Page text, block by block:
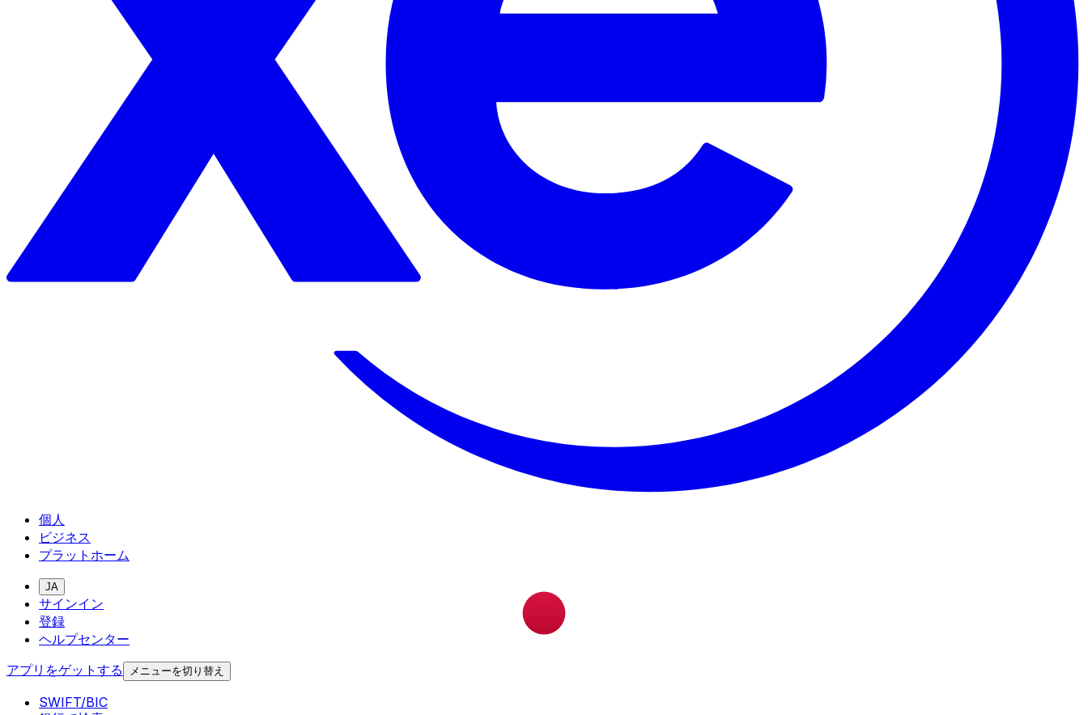
個人
ビジネス
プラットホーム
JA
サインイン
登録
ヘルプセンター
アプリをゲットする
メニューを切り替え
SWIFT/BIC